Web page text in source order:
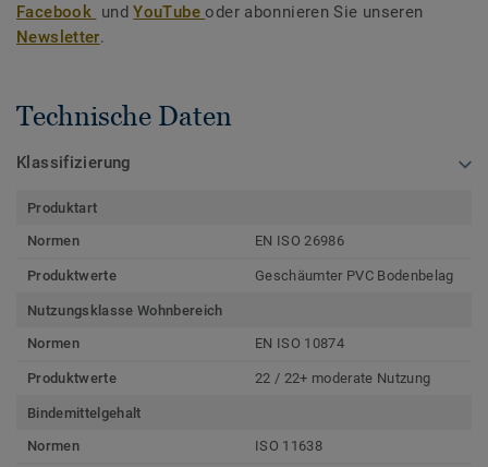
Facebook undYouTubeoder abonnieren Sie unseren
Newsletter.
Technische Daten
Klassifizierung
Produktart
Normen
EN ISO 26986
Produktwerte Geschäumter PVC Bodenbelag
Nutzungsklasse Wohnbereich
Normen
EN ISO 10874
Produktwerte 22 / 22+ moderate Nutzung
Bindemittelgehalt
Normen
ISO 11638